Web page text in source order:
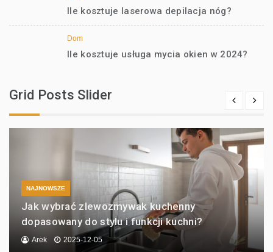
Ile kosztuje laserowa depilacja nóg?
Dom
Ile kosztuje usługa mycia okien w 2024?
Grid Posts Slider
NAJNOWSZE
Jak wybrać zlewozmywak kuchenny
dopasowany do stylu i funkcji kuchni?
Arek 2025-12-05